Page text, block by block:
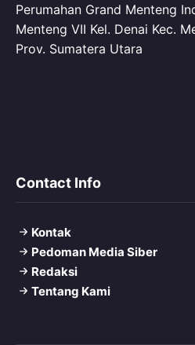
Perumahan Grand Menteng
Menteng VII Kel. Denai Kec.
Prov. Sumatera Utara
Contact Info
Kontak
Pedoman Media Siber
Redaksi
Tentang Kami